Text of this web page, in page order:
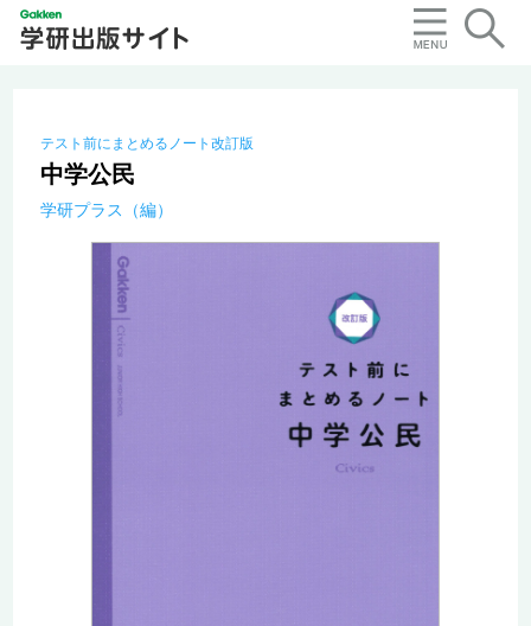
テスト前にまとめるノート改訂版
中学公民
学研プラス（編）